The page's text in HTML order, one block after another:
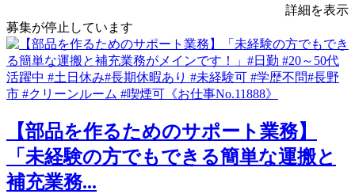
詳細を表示
募集が停止しています
【部品を作るためのサポート業務】
「未経験の方でもできる簡単な運搬と
補充業務...